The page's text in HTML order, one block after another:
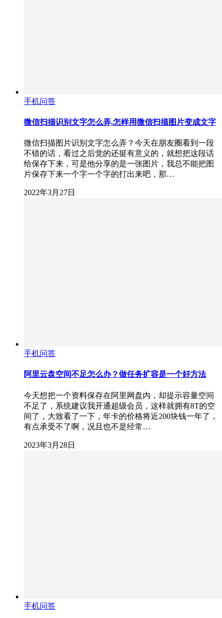
手机问答
微信扫描识别文字怎么弄,怎样用微信扫描图片变成文字
微信扫描图片识别文字怎么弄？今天在朋友圈看到一段
不错的话，看过之后觉的还挺有意义的，就想把这段话
给保存下来，可是他分享的是一张图片，我总不能把图
片保存下来一个字一个字的打出来吧，那…
2022年3月27日
手机问答
阿里云盘空间不足怎么办？做任务扩容是一个好方法
今天想把一个资料保存在阿里网盘内，却提示容量空间
不足了，系统建议我开通超级会员，这样就拥有8T的空
间了，大致看了一下，年卡的价格将近200块钱一年了，
有点承受不了啊，况且也不是经常…
2023年3月28日
手机问答